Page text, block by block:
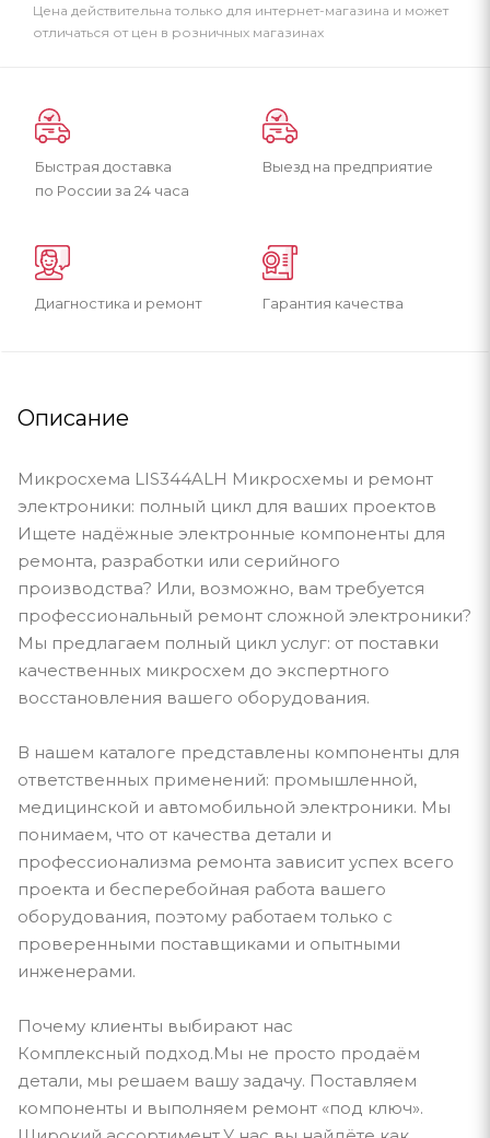
Цена действительна только для интернет-магазина и может
отличаться от цен в розничных магазинах
Быстрая доставка
по России за 24 часа
Выезд на предприятие
Диагностика и ремонт Гарантия качества
Описание
Микросхема LIS344ALH Микросхемы и ремонт
электроники: полный цикл для ваших проектов
Ищете надёжные электронные компоненты для
ремонта, разработки или серийного
производства? Или, возможно, вам требуется
профессиональный ремонт сложной электроники?
Мы предлагаем полный цикл услуг: от поставки
качественных микросхем до экспертного
восстановления вашего оборудования.
В нашем каталоге представлены компоненты для
ответственных применений: промышленной,
медицинской и автомобильной электроники. Мы
понимаем, что от качества детали и
профессионализма ремонта зависит успех всего
проекта и бесперебойная работа вашего
оборудования, поэтому работаем только с
проверенными поставщиками и опытными
инженерами.
Почему клиенты выбирают нас
Комплексный подход.Мы не просто продаём
детали, мы решаем вашу задачу. Поставляем
компоненты и выполняем ремонт «под ключ».